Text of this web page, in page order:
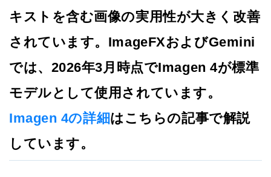
キストを含む画像の実用性が大きく改善
されています。ImageFXおよびGemini
では、2026年3月時点でImagen 4が標準
モデルとして使用されています。
Imagen 4の詳細はこちらの記事で解説
しています。